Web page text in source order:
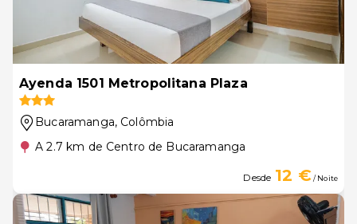
Ayenda 1501 Metropolitana Plaza
Bucaramanga, Colômbia
A 2.7 km de Centro de Bucaramanga
Desde 12 €/ Noite